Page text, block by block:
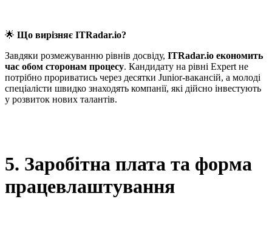
🌟 Що вирізняє ITRadar.io?
Завдяки розмежуванню рівнів досвіду, ITRadar.io економить
час обом сторонам процесу. Кандидату на рівні Expert не
потрібно прориватись через десятки Junior-вакансій, а молоді
спеціалісти швидко знаходять компанії, які дійсно інвестують
у розвиток нових талантів.
5. Заробітна плата та форма
працевлаштування